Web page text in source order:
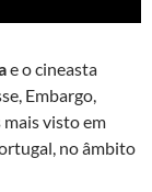
e o cineasta
Embargo,
visto em
no âmbito